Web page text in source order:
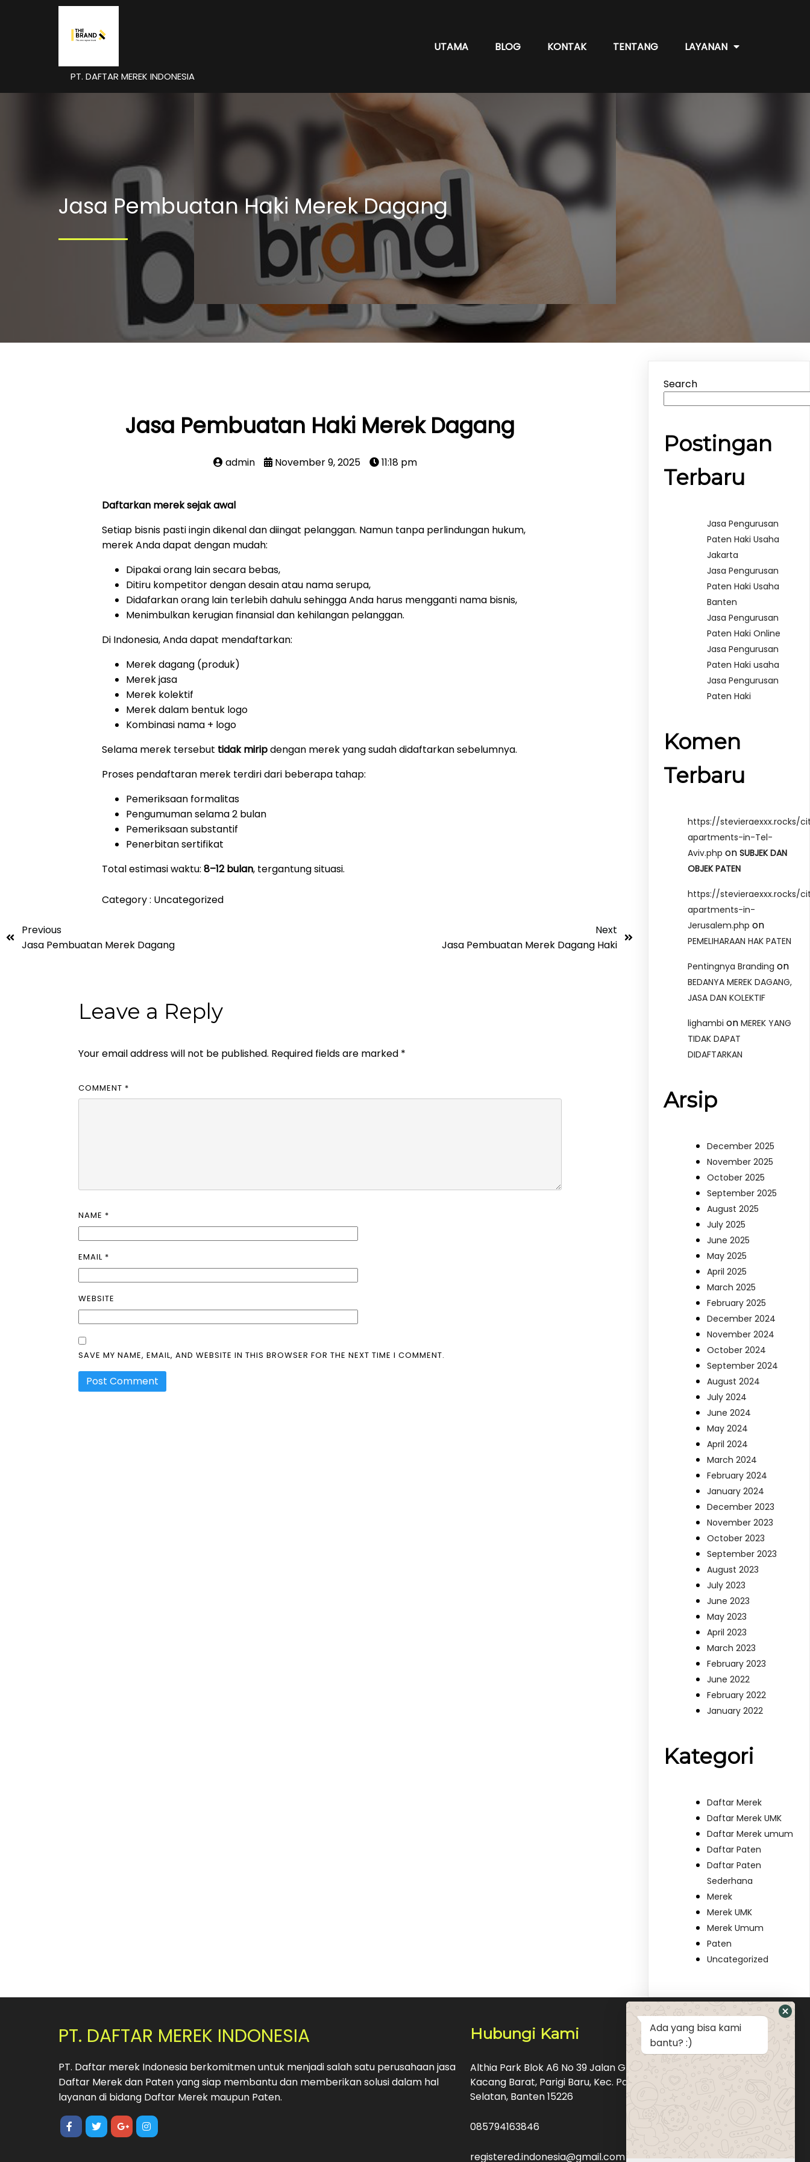
PT. DAFTAR MEREK INDONESIA
UTAMA BLOG KONTAK TENTANG LAYANAN
Jasa Pembuatan Haki Merek Dagang
Jasa Pembuatan Haki Merek Dagang
admin November 9, 2025 11:18 pm
Daftarkan merek sejak awal
Setiap bisnis pasti ingin dikenal dan diingat pelanggan. Namun tanpa perlindungan hukum,
merek Anda dapat dengan mudah:
Dipakai orang lain secara bebas,
Ditiru kompetitor dengan desain atau nama serupa,
Didafarkan orang lain terlebih dahulu sehingga Anda harus mengganti nama bisnis,
Menimbulkan kerugian finansial dan kehilangan pelanggan.
Di Indonesia, Anda dapat mendaftarkan:
Merek dagang (produk)
Merek jasa
Merek kolektif
Merek dalam bentuk logo
Kombinasi nama + logo
Selama merek tersebut tidak miripdengan merek yang sudah didaftarkan sebelumnya.
Proses pendaftaran merek terdiri dari beberapa tahap:
Pemeriksaan formalitas
Pengumuman selama 2 bulan
Pemeriksaan substantif
Penerbitan sertifikat
Total estimasi waktu:8–12 bulan, tergantung situasi.
Category : Uncategorized
Previous
Jasa Pembuatan Merek Dagang
Next
Jasa Pembuatan Merek Dagang Haki
Leave a Reply
Your email address will not be published. Required fields are marked *
COMMENT *
NAME *
EMAIL *
WEBSITE
SAVE MY NAME, EMAIL, AND WEBSITE IN THIS BROWSER FOR THE NEXT TIME I COMMENT.
Search
Postingan
Terbaru
Jasa Pengurusan
Paten Haki Usaha
Jakarta
Jasa Pengurusan
Paten Haki Usaha
Banten
Jasa Pengurusan
Paten Haki Online
Jasa Pengurusan
Paten Haki usaha
Jasa Pengurusan
Paten Haki
Komen
Terbaru
https://stevieraexxx.rocks/
apartments-in-Tel-
Aviv.php onSUBJEK DAN
OBJEK PATEN
https://stevieraexxx.rocks/
apartments-in-
Jerusalem.php on
PEMELIHARAAN HAK PATEN
Pentingnya Branding on
BEDANYA MEREK DAGANG,
JASA DAN KOLEKTIF
lighambi onMEREK YANG
TIDAK DAPAT
DIDAFTARKAN
Arsip
December 2025
November 2025
October 2025
September 2025
August 2025
July 2025
June 2025
May 2025
April 2025
March 2025
February 2025
December 2024
November 2024
October 2024
September 2024
August 2024
July 2024
June 2024
May 2024
April 2024
March 2024
February 2024
January 2024
December 2023
November 2023
October 2023
September 2023
August 2023
July 2023
June 2023
May 2023
April 2023
March 2023
February 2023
June 2022
February 2022
January 2022
Kategori
Daftar Merek
Daftar Merek UMK
Daftar Merek umum
Daftar Paten
Daftar Paten
Sederhana
Merek
Merek UMK
Merek Umum
Paten
Uncategorized
PT. DAFTAR MEREK INDONESIA
PT. Daftar merek Indonesia berkomitmen untuk menjadi salah satu perusahaan jasa
Daftar Merek dan Paten yang siap membantu dan memberikan solusi dalam hal
layanan di bidang Daftar Merek maupun Paten.
Hubungi Kami
Althia Park Blok A6 No 39 Jalan Graha Raya Bintaro Pondok
Kacang Barat, Parigi Baru, Kec. Pd. Aren, Kota Tangerang
Selatan, Banten 15226
085794163846
registered.indonesia@gmail.com
Ada yang bisa kami
bantu? :)